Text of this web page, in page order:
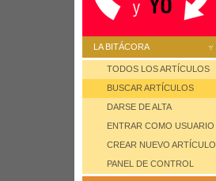
LA BITÁCORA
TODOS LOS ARTÍCULOS
BUSCAR ARTÍCULOS
DARSE DE ALTA
ENTRAR COMO USUARIO
CREAR NUEVO ARTÍCULO
PANEL DE CONTROL